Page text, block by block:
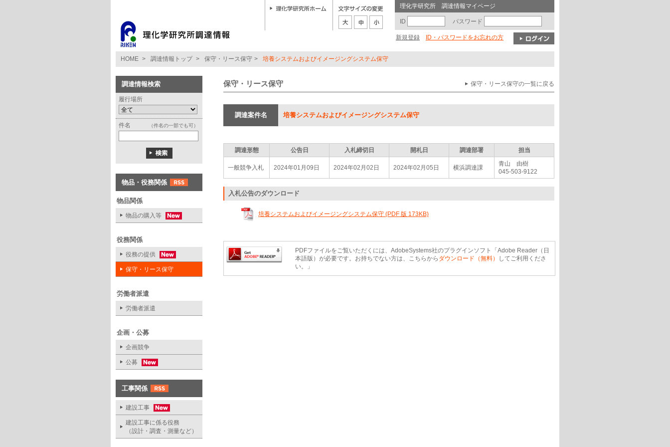
理化学研究所 調達情報マイページ
ID パスワード
新規登録 ID・パスワードをお忘れの方
HOME > 調達情報トップ > 保守・リース保守 > 培養システムおよびイメージングシステム保守
調達情報検索
履行場所
件名 （件名の一部でも可）
物品・役務関係
物品関係
物品の購入等
役務関係
役務の提供
保守・リース保守
労働者派遣
労働者派遣
企画・公募
企画競争
公募
工事関係
建設工事
建設工事に係る役務
（設計・調査・測量など）
保守・リース保守 保守・リース保守の一覧に戻る
調達案件名 培養システムおよびイメージングシステム保守
調達形態 公告日 入札締切日 開札日 調達部署 担当
一般競争入札 2024年01月09日 2024年02月02日 2024年02月05日 横浜調達課
青山 由樹
045-503-9122
入札公告のダウンロード
培養システムおよびイメージングシステム保守 (PDF 版 173KB)
PDFファイルをご覧いただくには、AdobeSystems社のプラグインソフト「Adobe Reader（日
本語版）が必要です。お持ちでない方は、こちらから ダウンロード（無料）
してご利用くださ
い。」